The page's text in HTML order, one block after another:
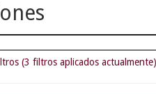
(3 filtros aplicados actualmente)